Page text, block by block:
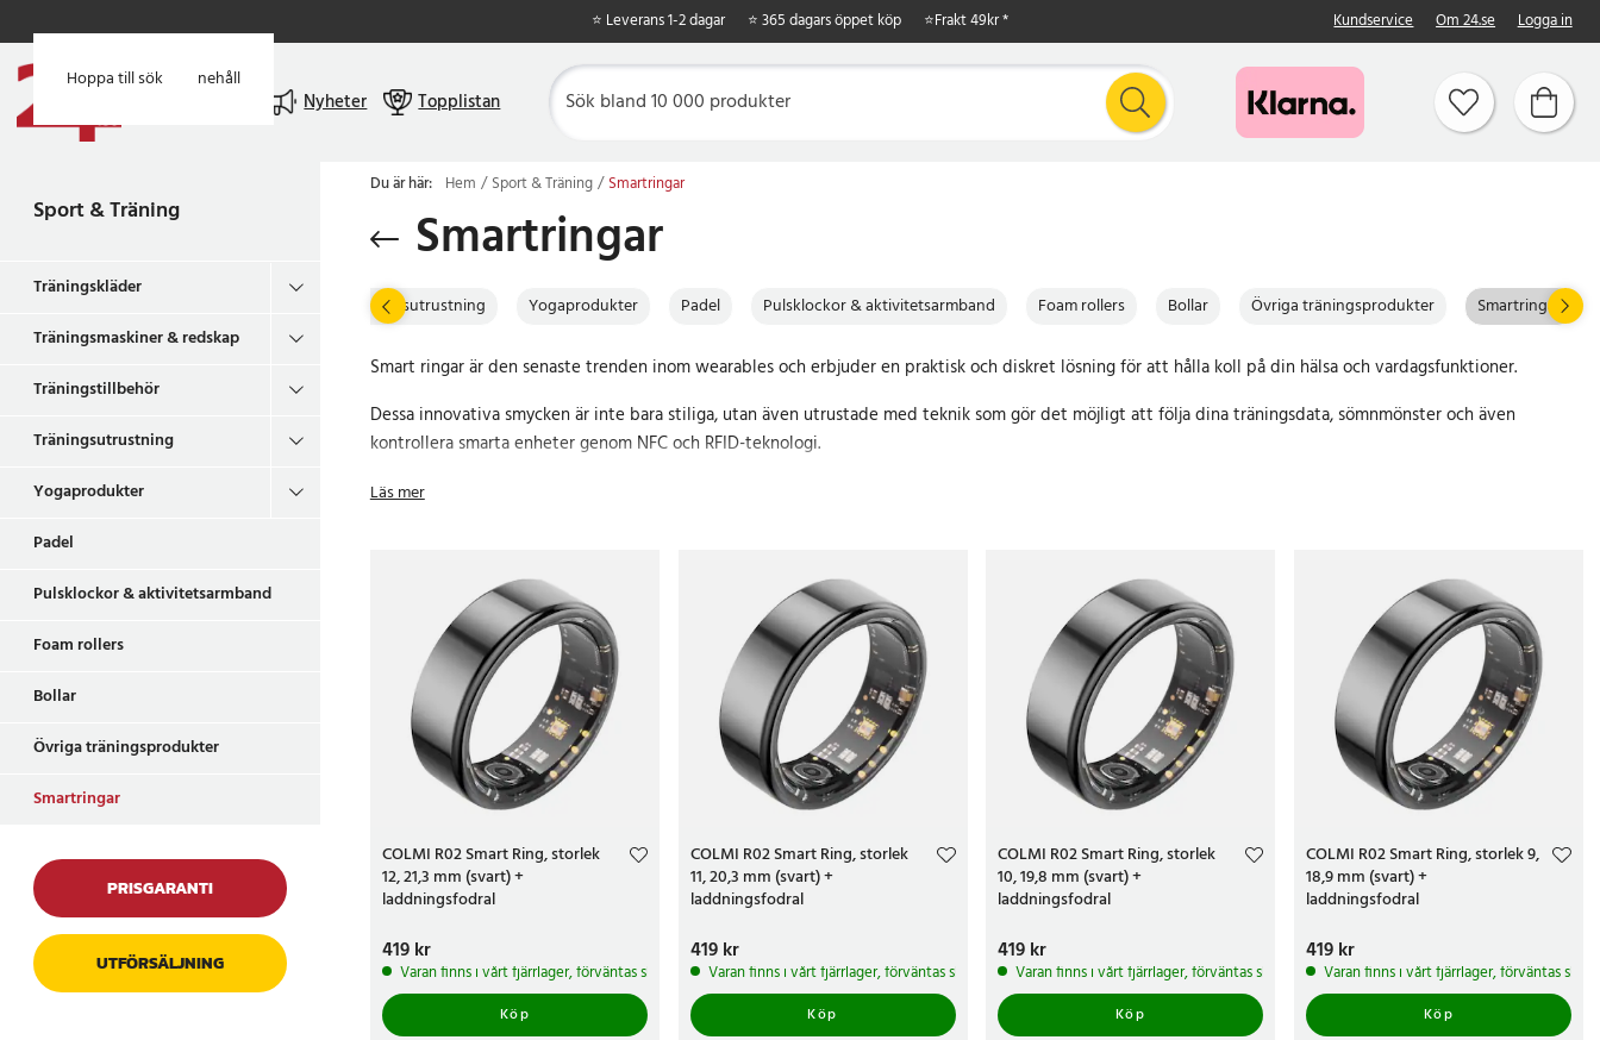
Hoppa till huvudinnehåll
Hoppa till sök
⭐ Leverans 1-2 dagar ⭐ 365 dagars öppet köp ⭐Frakt 49kr * Kundservice Om 24.se Logga in
Nyheter Topplistan
Sport & Träning
Träningskläder
Träningsmaskiner & redskap
Träningstillbehör
Träningsutrustning
Yogaprodukter
Padel
Pulsklockor & aktivitetsarmband
Foam rollers
Bollar
Övriga träningsprodukter
Smartringar
PRISGARANTI
UTFÖRSÄLJNING
Du är här: Hem Sport & Träning Smartringar
Smartringar
Träningsutrustning Yogaprodukter Padel Pulsklockor & aktivitetsarmband Foam rollers Bollar Övriga träningsprodukter Smartringar
Smart ringar är den senaste trenden inom wearables och erbjuder en praktisk och diskret lösning för att hålla koll på din hälsa och vardagsfunktioner.
Dessa innovativa smycken är inte bara stiliga, utan även utrustade med teknik som gör det möjligt att följa dina träningsdata, sömnmönster och även
kontrollera smarta enheter genom NFC och RFID-teknologi.
Smartringarna finns i olika storlekar och färger för att passa din personliga stil och dina behov.
Läs mer
COLMI R02 Smart Ring, storlek
12, 21,3 mm (svart) +
laddningsfodral
Pris:419 kr
419 kr
Varan finns i vårt fjärrlager, förväntas skickas inom 5-7 arbetsdagar
Köp
COLMI R02 Smart Ring, storlek
11, 20,3 mm (svart) +
laddningsfodral
Pris:419 kr
419 kr
Varan finns i vårt fjärrlager, förväntas skickas inom 5-7 arbetsdagar
Köp
COLMI R02 Smart Ring, storlek
10, 19,8 mm (svart) +
laddningsfodral
Pris :419 kr
419 kr
Varan finns i vårt fjärrlager, förväntas skickas inom 5-7 arbetsdagar
Köp
COLMI R02 Smart Ring, storlek 9,
18,9 mm (svart) +
laddningsfodral
Pris:419 kr
419 kr
Varan finns i vårt fjärrlager, förväntas
Köp